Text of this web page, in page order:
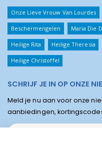
Onze Lieve Vrouw Van Lourdes
Beschermengelen Maria Die
Heilige Rita Heilige Theresia
Heilige Christoffel
SCHRIJF JE IN OP ONZE
Meld je nu aan voor onze
aanbiedingen,